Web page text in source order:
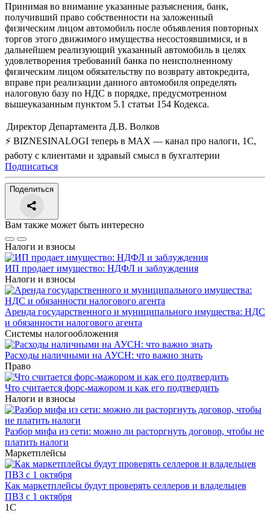
Принимая во внимание указанные разъяснения, банк,
получивший право собственности на заложенный
физическим лицом автомобиль после объявления повторных
торгов этого движимого имущества несостоявшимися, и в
дальнейшем реализующий указанный автомобиль в целях
удовлетворения требований банка по неисполненному
физическим лицом обязательству по возврату автокредита,
вправе при реализации данного автомобиля определять
налоговую базу по НДС в порядке, предусмотренном
вышеуказанным пунктом 5.1 статьи 154 Кодекса.
Директор Департамента Д.В. Волков
⚡ BIZNESINALOGI теперь в MAX — канал про налоги, 1С,
работу с клиентами и здравый смысл в бухгалтерии
Подписаться
Поделиться
Вам также может быть интересно
Налоги и взносы
ИП продает имущество: НДФЛ и заблуждения
Налоги и взносы
Аренда государственного и муниципального имущества: НДС
и обязанности налогового агента
Системы налогообложения
Расходы наличными на АУСН: что важно знать
Право
Что считается форс-мажором и как его подтвердить
Налоги и взносы
Разбор мифа из сети: можно ли расторгнуть договор, чтобы не
платить налоги
Маркетплейсы
Как маркетплейсы будут проверять селлеров и владельцев
ПВЗ с 1 октября
1С